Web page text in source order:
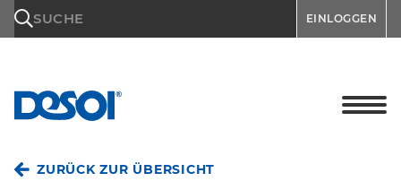
SUCHE EINLOGGEN
ZURÜCK ZUR ÜBERSICHT